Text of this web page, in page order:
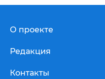
О проекте
Редакция
Контакты